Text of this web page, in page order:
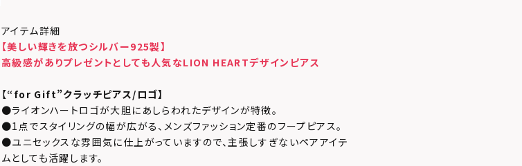
アイテム詳細
【美しい輝きを放つシルバー925製】
高級感がありプレゼントとしても人気なLION HEARTデザインピアス
【“for Gift”クラッチピアス/ロゴ】
●ライオンハートロゴが大胆にあしらわれたデザインが特徴。
●1点でスタイリングの幅が広がる、メンズファッション定番のフープピアス。
●ユニセックスな雰囲気に仕上がっていますので、主張しすぎないペアアイテ
ムとしても活躍します。